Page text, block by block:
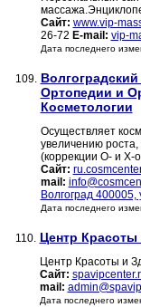
Сайт: www.vip-
26-72 E-mail: vip-
Дата последнего
109.
Ортопедии и
Косметологии
Осуществляет
увеличению
(коррекции О- и Х-
Сайт:
mail:
Волгоград 400005,
Дата последнего
110. Центр
Центр Красоты и
Сайт:
mail:
Дата последнего